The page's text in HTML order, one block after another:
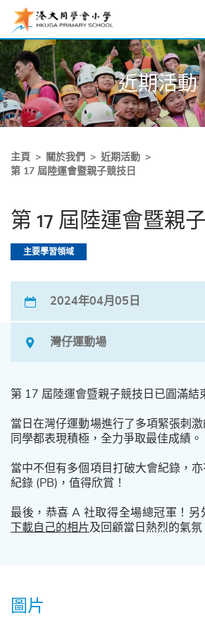
跳至主內容
近期活動
主頁 關於我們
近期活動
第 17 屆陸運會暨親子競技日
第 17 屆陸運會暨親
主要學習領域
2024年04月05日
灣仔運動場
第 17 屆陸運會暨親子競技日已圓滿結
當日在灣仔運動場進行了多項緊張刺激
同學都表現積極，全力爭取最佳成績。
當中不但有多個項目打破大會紀錄，
紀錄 (PB)，值得欣賞！
最後，恭喜 A 社取得全場總冠軍！另
下載自己的相片及回顧當日熱烈的氣氛
圖片